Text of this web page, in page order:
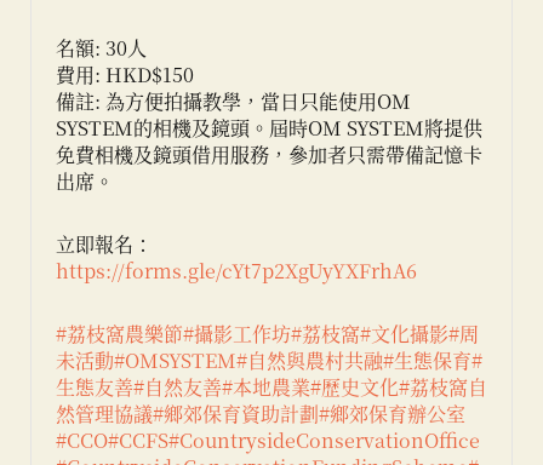
名額: 30人
費用: HKD$150
備註: 為方便拍攝教學，當日只能使用OM
SYSTEM的相機及鏡頭。屆時OM SYSTEM將提供
免費相機及鏡頭借用服務，參加者只需帶備記憶卡
出席。
立即報名：
https://forms.gle/cYt7p2XgUyYXFrhA6
#荔枝窩農樂節#攝影工作坊#荔枝窩#文化攝影#周
未活動#OMSYSTEM#自然與農村共融#生態保育#
生態友善#自然友善#本地農業#歷史文化#荔枝窩自
然管理協議#鄉郊保育資助計劃#鄉郊保育辦公室
#CCO#CCFS#CountrysideConservationOffice